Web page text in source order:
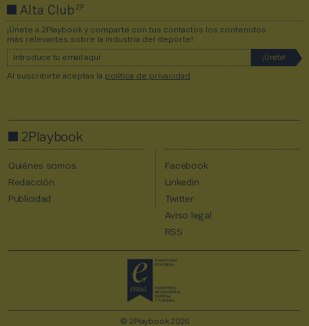
Alta Club2P
¡Únete a 2Playbook y comparte con tus contactos los contenidos
más relevantes sobre la industria del deporte!
Al suscribirte aceptas la política de privacidad
2Playbook
Quiénes somos
Redacción
Publicidad
Facebook
Linkedin
Twitter
Aviso legal
RSS
© 2Playbook 2026